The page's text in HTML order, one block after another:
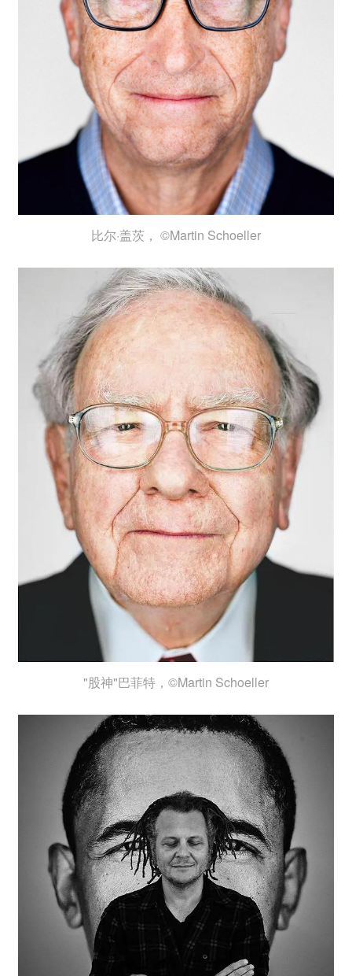
比尔·盖茨， ©Martin Schoeller
"股神"巴菲特，©Martin Schoeller